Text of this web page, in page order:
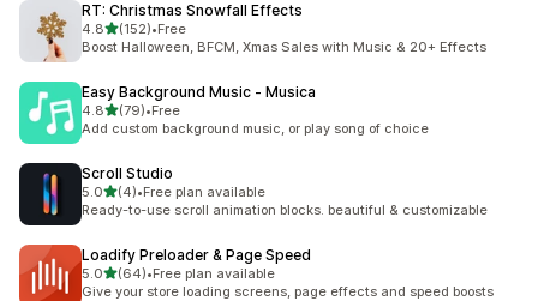
RT: Christmas Snowfall Effects
4.8เต็ม 5 ดาว
(152)
ทั้งหมด 152 รีวิว
•Free
Boost Halloween, BFCM, Xmas Sales with Music & 20+ Effects
Easy Background Music ‑ Musica
4.8เต็ม 5 ดาว
(79)
ทั้งหมด 79 รีวิว
•Free
Add custom background music, or play song of choice
Scroll Studio
5.0เต็ม 5 ดาว
(4)
ทั้งหมด 4 รีวิว
•Free plan available
Ready-to-use scroll animation blocks. beautiful & customizable
Loadify Preloader & Page Speed
5.0เต็ม 5 ดาว
(64)
ทั้งหมด 64 รีวิว
•Free plan available
Give your store loading screens, page effects and speed boosts